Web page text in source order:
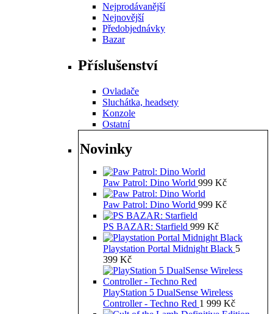
Nejprodávanější
Nejnovější
Předobjednávky
Bazar
Příslušenství
Ovladače
Sluchátka, headsety
Konzole
Ostatní
Novinky
Paw Patrol: Dino World 999 Kč
Paw Patrol: Dino World 999 Kč
PS BAZAR: Starfield 999 Kč
Playstation Portal Midnight Black 5
399 Kč
PlayStation 5 DualSense Wireless
Controller - Techno Red 1 999 Kč